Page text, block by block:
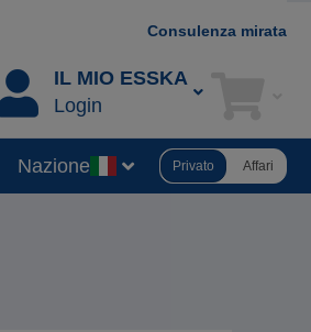
Consulenza mirata
IL MIO ESSKA
Login
Nazione Privato Affari